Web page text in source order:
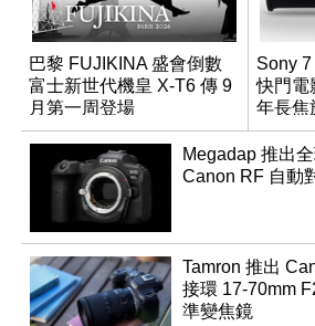
巴黎 FUJIKINA 盛會倒數
富士新世代機皇 X-T6 傳 9
月第一周登場
Sony
快門電
年長焦
登場
Megadap 推出
Canon RF 自動
Tamron 推出
接環 17-70mm
準變焦鏡